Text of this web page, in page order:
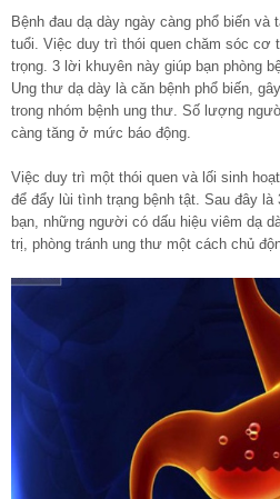
Bệnh đau dạ dày ngày càng phổ biến và
tuổi. Việc duy trì thói quen chăm sóc cơ
trọng. 3 lời khuyên này giúp bạn phòng
Ung thư dạ dày là căn bệnh phổ biến,
trong nhóm bệnh ung thư. Số lượng
càng tăng ở mức báo động.
Việc duy trì một thói quen và lối sinh
để đẩy lùi tình trạng bệnh tật. Sau đây là
bạn, những người có dấu hiệu viêm dạ
trị, phòng tránh ung thư một cách chủ